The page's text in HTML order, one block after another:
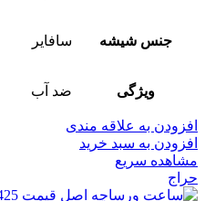
جنس شیشه سافایر
ویژگی ضد آب
افزودن به علاقه مندی
افزودن به سبد خرید
مشاهده سریع
حراج